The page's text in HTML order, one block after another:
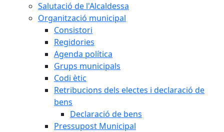
Salutació de l'Alcaldessa
Organització municipal
Consistori
Regidories
Agenda política
Grups municipals
Codi ètic
Retribucions dels electes i declaració de
bens
Declaració de bens
Pressupost Municipal